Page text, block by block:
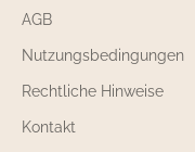
AGB
Nutzungsbedingungen
Rechtliche Hinweise
Kontakt